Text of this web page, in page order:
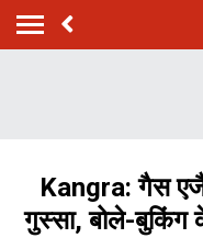
Kangra: गैस
गुस्सा, बोले-बुकिंग